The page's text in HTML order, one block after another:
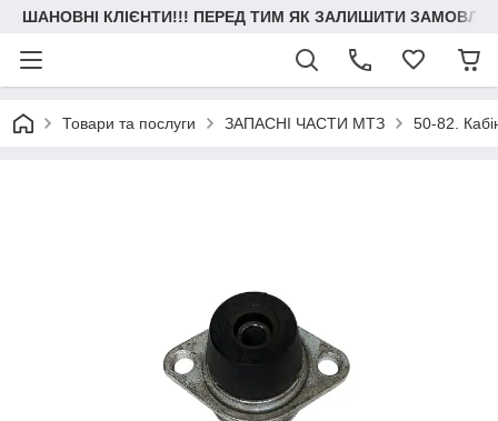
ШАНОВНІ КЛІЄНТИ!!! ПЕРЕД ТИМ ЯК ЗАЛИШИТИ
Товари та послуги ЗАПАСНІ ЧАСТИ МТЗ 50-82.